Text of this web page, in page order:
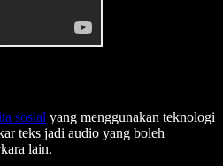
sosial yang menggunakan teknologi
teks jadi audio yang boleh
lain.